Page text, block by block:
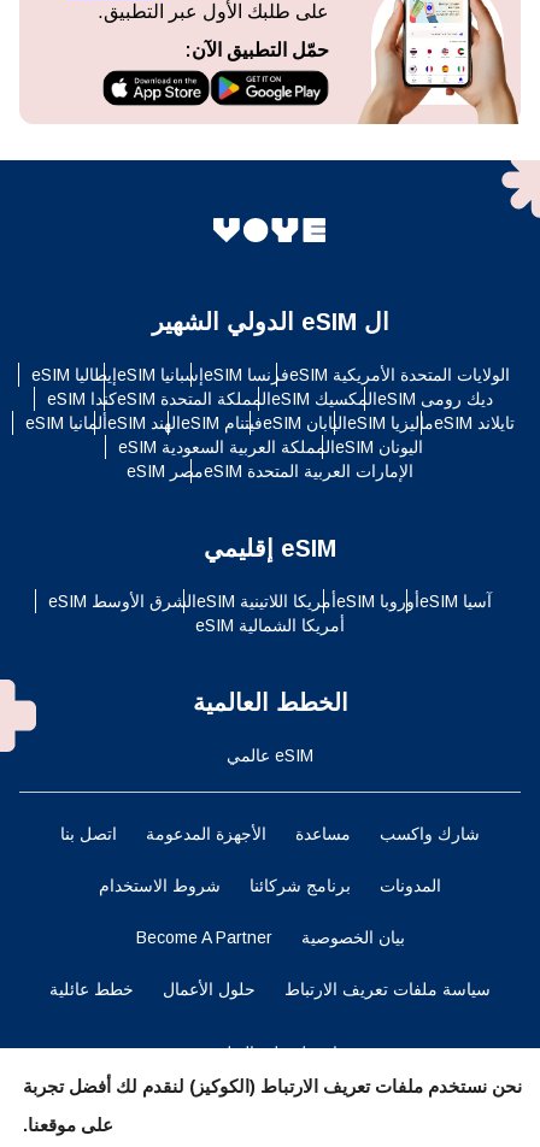
على طلبك الأول عبر التطبيق.
حمّل التطبيق الآن:
ال eSIM الدولي الشهير
الولايات المتحدة الأمريكية eSIM فرنسا eSIM إسبانيا eSIM
إيطاليا eSIM
ديك رومى eSIM
المكسيك eSIM المملكة المتحدة eSIM
كندا eSIM
تايلاند eSIM
ماليزيا eSIM اليابان eSIM فيتنام eSIM الهند eSIM
ألمانيا eSIM
اليونان eSIM
المملكة العربية السعودية eSIM
الإمارات العربية المتحدة eSIM
مصر eSIM
eSIM إقليمي
آسيا eSIM أوروبا eSIM أمريكا اللاتينية eSIM
الشرق الأوسط eSIM
أمريكا الشمالية eSIM
الخطط العالمية
eSIM عالمي
شارك واكسب مساعدة الأجهزة المدعومة اتصل بنا
المدونات برنامج شركائنا شروط الاستخدام
بيان الخصوصية Become A Partner
سياسة ملفات تعريف الارتباط حلول الأعمال خطط عائلية
احصل على التطبيق
نحن نستخدم ملفات تعريف الارتباط (الكوكيز) لنقدم لك أفضل تجربة
على موقعنا.